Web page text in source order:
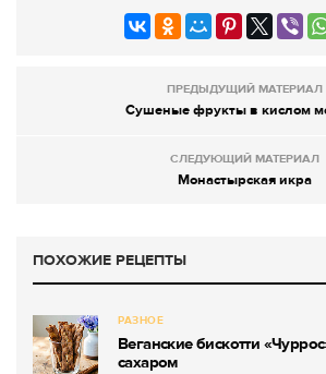
ПРЕДЫДУЩИЙ МАТЕРИАЛ
Сушеные фрукты в кислом
СЛЕДУЮЩИЙ МАТЕРИАЛ
Монастырская икра
ПОХОЖИЕ РЕЦЕПТЫ
РАЗНОЕ
Веганские бискотти
сахаром